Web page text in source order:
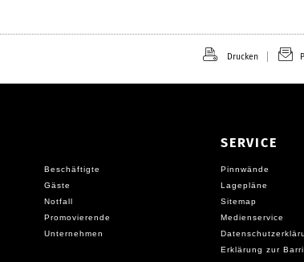
Drucken
Beschäftigte
Gäste
Notfall
Promovierende
Unternehmen
SERVICE
Pinnwände
Lagepläne
Sitemap
Medienservice
Erklärung zur